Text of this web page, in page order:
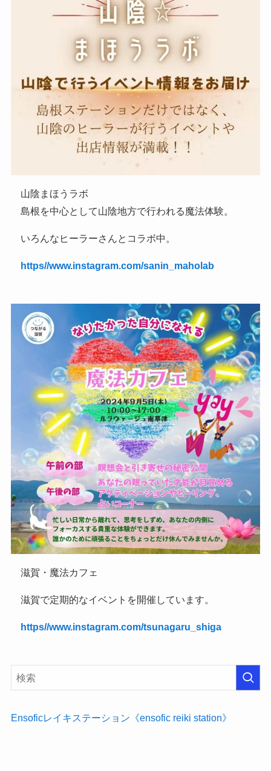
山陰まほうラボ
島根を中心として山陰地方で行われる魔法体験。
いろんなヒーラーさんとコラボ中。
https//www.instagram.com/sanin_maholab
滋賀・魔法カフェ
滋賀で定期的なイベントを開催しています。
https//www.instagram.com/tsunagaru_shiga
Ensoficレイキステーション《ensofic reiki station》